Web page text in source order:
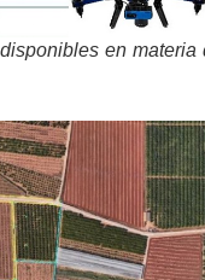
en materia